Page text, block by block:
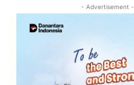
- Advertisement -